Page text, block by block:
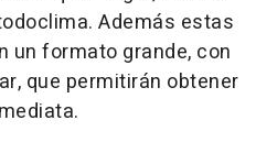
Además estas
un formato grande, con
que permitirán obtener